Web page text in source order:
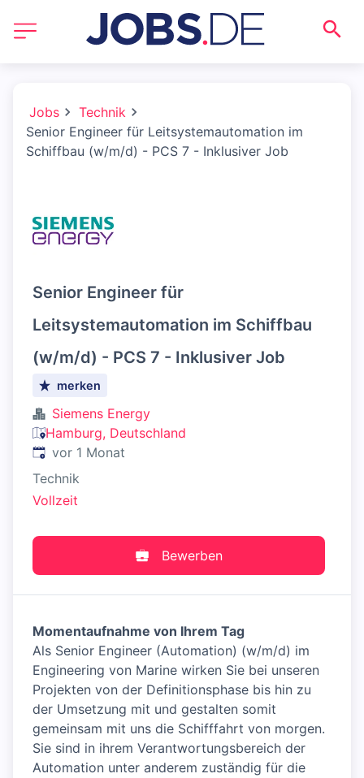
Jobs
Technik
Senior Engineer für Leitsystemautomation im
Schiffbau (w/m/d) - PCS 7 - Inklusiver Job
Senior Engineer für
Leitsystemautomation im Schiffbau
(w/m/d) - PCS 7 - Inklusiver Job
merken
Siemens Energy
Hamburg, Deutschland
Veröffentlicht:
vor 1 Monat
Technik
Vollzeit
Bewerben
Momentaufnahme von Ihrem Tag
Als Senior Engineer (Automation) (w/m/d) im
Engineering von Marine wirken Sie bei unseren
Projekten von der Definitionsphase bis hin zu
der Umsetzung mit und gestalten somit
gemeinsam mit uns die Schifffahrt von morgen.
Sie sind in ihrem Verantwortungsbereich der
Automation unter anderem zuständig für die